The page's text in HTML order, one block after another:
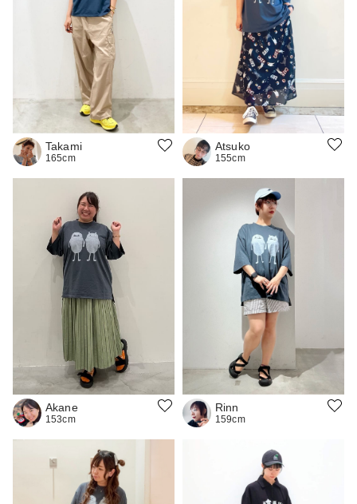
Takami
165cm
Atsuko
155cm
Akane
153cm
Rinn
159cm